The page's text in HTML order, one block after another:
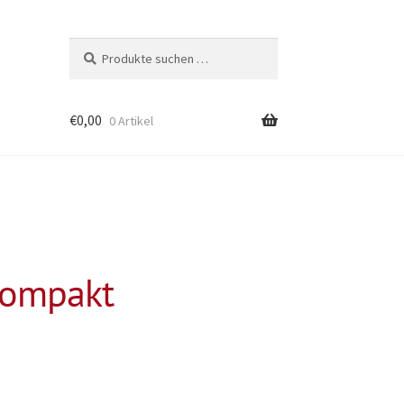
nach:
€0,00 0 Artikel